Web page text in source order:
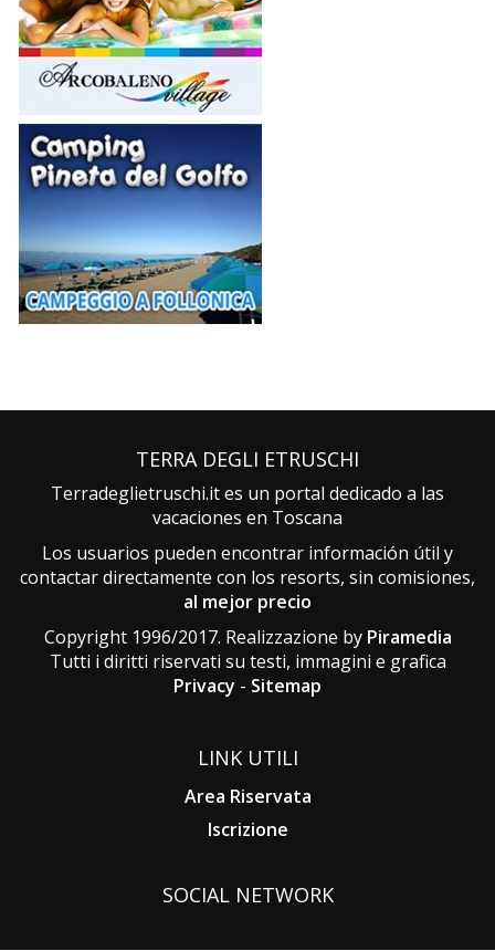
TERRA DEGLI ETRUSCHI
Terradeglietruschi.it es un portal dedicado a las
vacaciones en Toscana
Los usuarios pueden encontrar información útil y
contactar directamente con los resorts, sin comisiones,
al mejor precio
Copyright 1996/2017. Realizzazione by Piramedia
Tutti i diritti riservati su testi, immagini e grafica
Privacy - Sitemap
LINK UTILI
Area Riservata
Iscrizione
SOCIAL NETWORK